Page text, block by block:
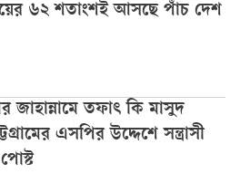
৬২ শতাংশই আসছে পাঁচ দেশ
তফাৎ কি মাসুদ
এসপির উদ্দেশে সন্ত্রাসী